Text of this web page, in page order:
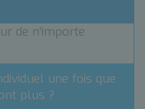
de n’importe
une fois que
plus ?